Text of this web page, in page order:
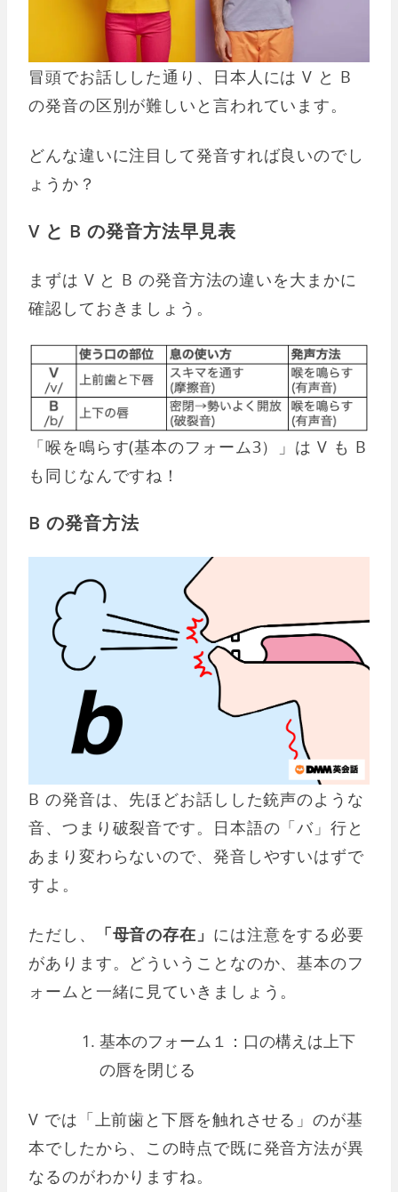
冒頭でお話しした通り、日本人には V と B
の発音の区別が難しいと言われています。
どんな違いに注目して発音すれば良いのでし
ょうか？
V と B の発音方法早見表
まずは V と B の発音方法の違いを大まかに
確認しておきましょう。
「喉を鳴らす(基本のフォーム3）」は V も B
も同じなんですね！
B の発音方法
B の発音は、先ほどお話しした銃声のような
音、つまり破裂音です。日本語の「バ」行と
あまり変わらないので、発音しやすいはずで
すよ。
ただし、 「母音の存在」 には注意をする必要
があります。どういうことなのか、基本のフ
ォームと一緒に見ていきましょう。
基本のフォーム１：口の構えは上下
の唇を閉じる
V では「上前歯と下唇を触れさせる」のが基
本でしたから、この時点で既に発音方法が異
なるのがわかりますね。